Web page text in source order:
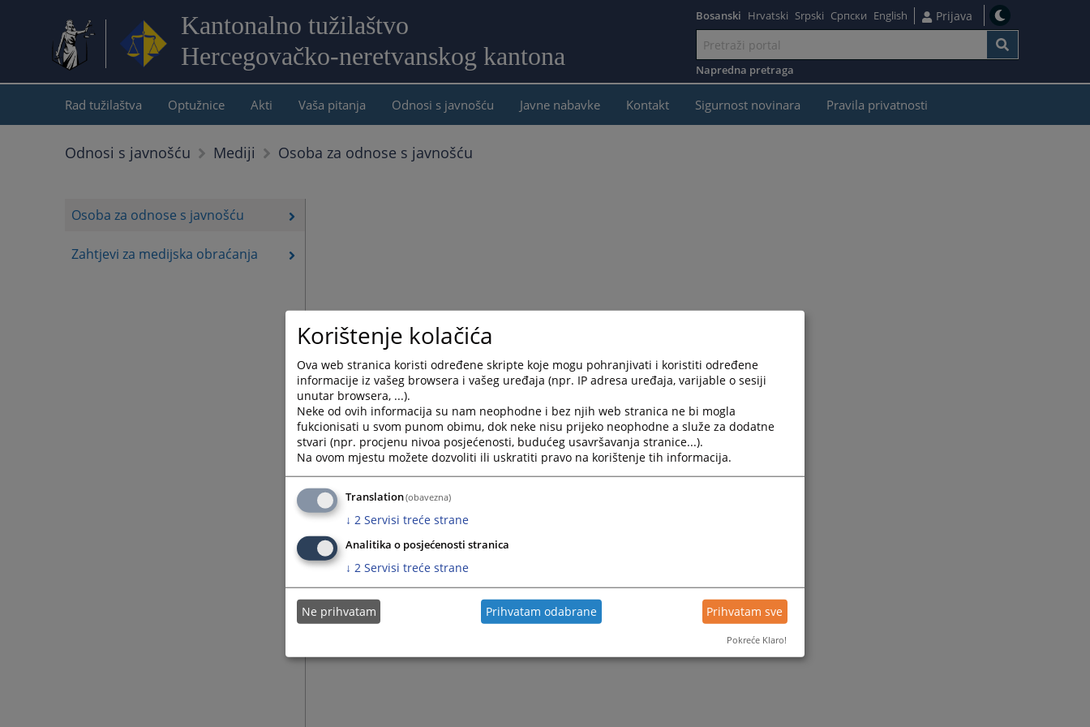
Kantonalno tužilaštvo
Hercegovačko-neretvanskog kantona
sadržaj
Bosanski Hrvatski Srpski Српски English Prijava
Napredna pretraga
Rad tužilaštva Optužnice Akti Vaša pitanja Odnosi s javnošću Javne nabavke Kontakt Sigurnost novinara Pravila privatnosti
Odnosi s javnošću Mediji Osoba za odnose s javnošću
Osoba za odnose s javnošću
Zahtjevi za medijska obraćanja
Korištenje kolačića
Ova web stranica koristi određene skripte koje mogu pohranjivati i koristiti određene
informacije iz vašeg browsera i vašeg uređaja (npr. IP adresa uređaja, varijable o sesiji
unutar browsera, ...).
Neke od ovih informacija su nam neophodne i bez njih web stranica ne bi mogla
fukcionisati u svom punom obimu, dok neke nisu prijeko neophodne a služe za dodatne
stvari (npr. procjenu nivoa posjećenosti, budućeg usavršavanja stranice...).
Na ovom mjestu možete dozvoliti ili uskratiti pravo na korištenje tih informacija.
Translation(obavezna)
↓ 2 Servisi treće strane
Analitika o posjećenosti stranica
↓ 2 Servisi treće strane
Ne prihvatam Prihvatam odabrane Prihvatam sve
Pokreće Klaro!